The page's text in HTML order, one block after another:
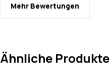
Mehr Bewertungen
Ähnliche Produkte